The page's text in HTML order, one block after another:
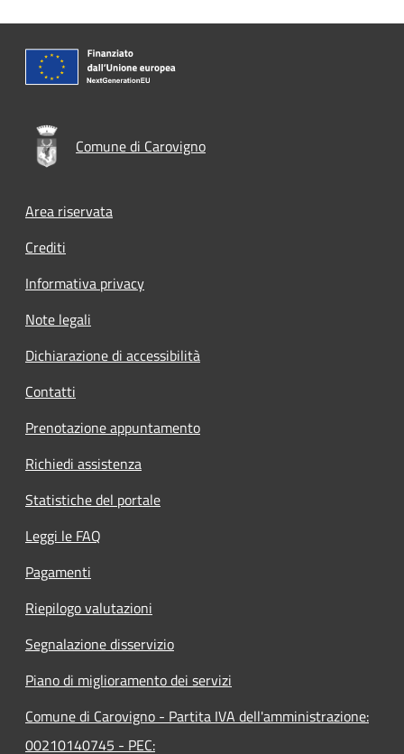
Comune di Carovigno
Footer menu
Area riservata
Crediti
Informativa privacy
Note legali
Dichiarazione di accessibilità
Contatti
Prenotazione appuntamento
Richiedi assistenza
Statistiche del portale
Leggi le FAQ
Pagamenti
Riepilogo valutazioni
Segnalazione disservizio
Piano di miglioramento dei servizi
Comune di Carovigno - Partita IVA dell'amministrazione:
00210140745 - PEC: